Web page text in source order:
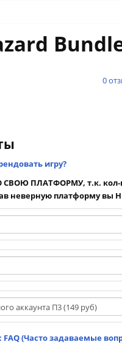
0
игру?
ПЛАТФОРМУ, т.к. кол-
неверную платформу вы
(Часто задаваемые